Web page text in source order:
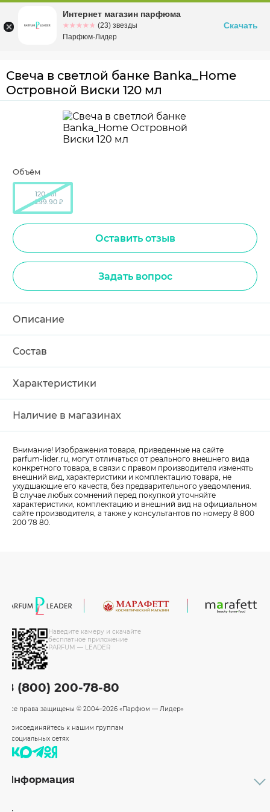
Омскул. Заозерная, 11, к. 1
Свеча в светлой банке Banka_Home
Островной Виски 120 мл
Объём
120 мл
299.90 ₽
Оставить отзыв
Задать вопрос
Описание
Состав
Характеристики
Наличие в магазинах
Внимание! Изображения товара, приведенные на сайте
parfum-lider.ru, могут отличаться от реального внешнего вида
конкретного товара, в связи с правом производителя изменять
внешний вид, характеристики и комплектацию товара, не
ухудшающие его качеств, без предварительного уведомления.
В случае любых сомнений перед покупкой уточняйте
характеристики, комплектацию и внешний вид на официальном
сайте производителя, а также у консультантов по номеру 8 800
200 78 80.
Наведите камеру и скачайте
бесплатное приложение
PARFUM — LEADER
8 (800) 200-78-80
Все права защищены © 2004–2026 «Парфюм — Лидер»
Присоединяйтесь к нашим группам
в социальных сетях
Информация
Интернет магазин парфюма
☆☆☆☆☆
★★★★★ (23) звезды
Парфюм-Лидер
Скачать